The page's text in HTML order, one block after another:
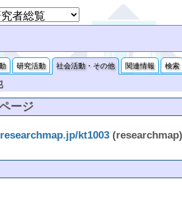
研究活動 社会活動・その他 関連情報 検索
ージ
kt1003